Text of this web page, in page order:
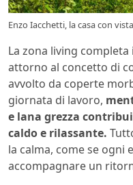
Enzo Iacchetti, la casa con
La zona living
attorno al concetto di
avvolto da coperte
giornata di lavoro,
e lana grezza
caldo e rilassante.
la calma, come se ogni
accompagnare un